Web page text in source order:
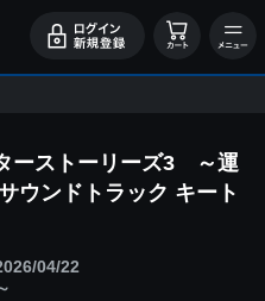
ーストーリーズ3 ～運
ウンドトラック キート
04/22